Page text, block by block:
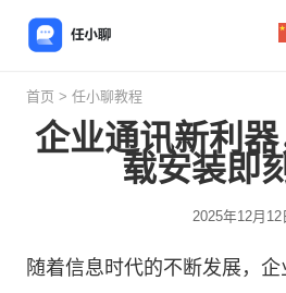
首页 > 任小聊教程
企业通讯新利
载安装即
2025年12月12
随着信息时代的不断发展，